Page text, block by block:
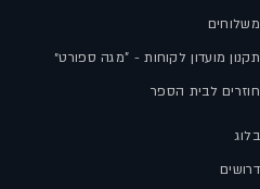
משלוחים
תקנון מועדון לקוחות - "מגה ספורט״
חוזרים לבית הספר
בלוג
דרושים